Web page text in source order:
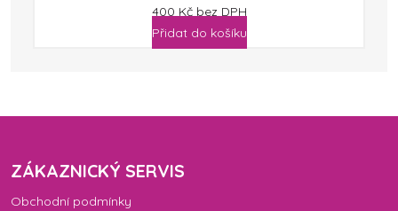
400 Kč bez DPH
Přidat do košíku
ZÁKAZNICKÝ SERVIS
Obchodní podmínky